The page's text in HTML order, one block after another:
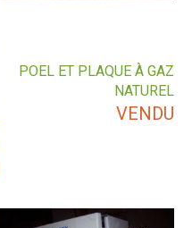
POEL ET PLAQUE À GAZ
NATUREL
VENDU